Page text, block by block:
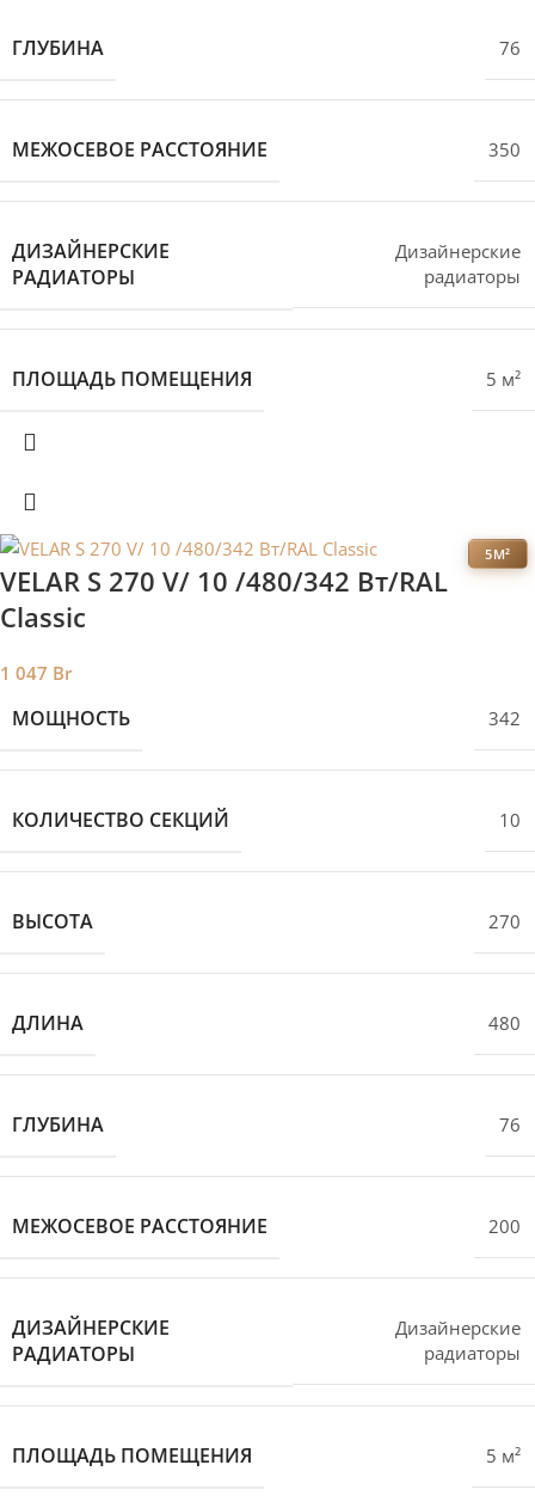
ГЛУБИНА 76
МЕЖОСЕВОЕ РАССТОЯНИЕ 350
ДИЗАЙНЕРСКИЕ
РАДИАТОРЫ
Дизайнерские
радиаторы
ПЛОЩАДЬ ПОМЕЩЕНИЯ 5 м²
5М²
VELAR S 270 V/ 10 /480/342 Вт/RAL
Classic
1 047 Br
МОЩНОСТЬ 342
КОЛИЧЕСТВО СЕКЦИЙ 10
ВЫСОТА 270
ДЛИНА 480
ГЛУБИНА 76
МЕЖОСЕВОЕ РАССТОЯНИЕ 200
ДИЗАЙНЕРСКИЕ
РАДИАТОРЫ
Дизайнерские
радиаторы
ПЛОЩАДЬ ПОМЕЩЕНИЯ 5 м²